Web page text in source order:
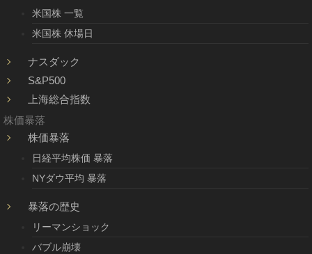
米国株 一覧
米国株 休場日
ナスダック
S&P500
上海総合指数
株価暴落
株価暴落
日経平均株価 暴落
NYダウ平均 暴落
暴落の歴史
リーマンショック
バブル崩壊